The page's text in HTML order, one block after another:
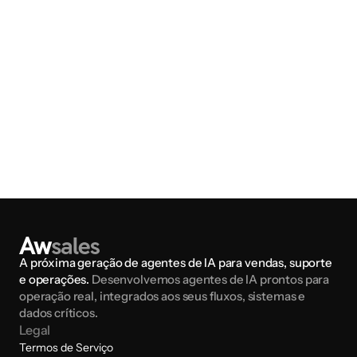
A próxima geração de agentes de IA para vendas, suporte
e operações. Desenvolvemos agentes de IA prontos para
operação real, integrados aos seus fluxos, sistemas e
dados críticos.
Legal
Termos de Serviço